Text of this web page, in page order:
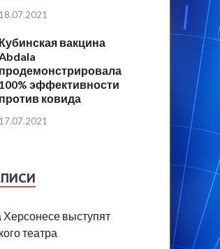
18.07.2021
Кубинская вакцина
продемонстрировала
100% эффективности
против ковида
17.07.2021
выступят
театра